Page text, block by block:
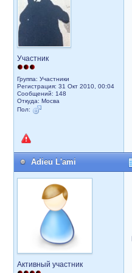
Участник
Группа: Участники
Регистрация: 31 Окт 2010, 00:04
Сообщений: 148
Откуда: Мосва
Пол:
Adieu L'ami
Активный участник